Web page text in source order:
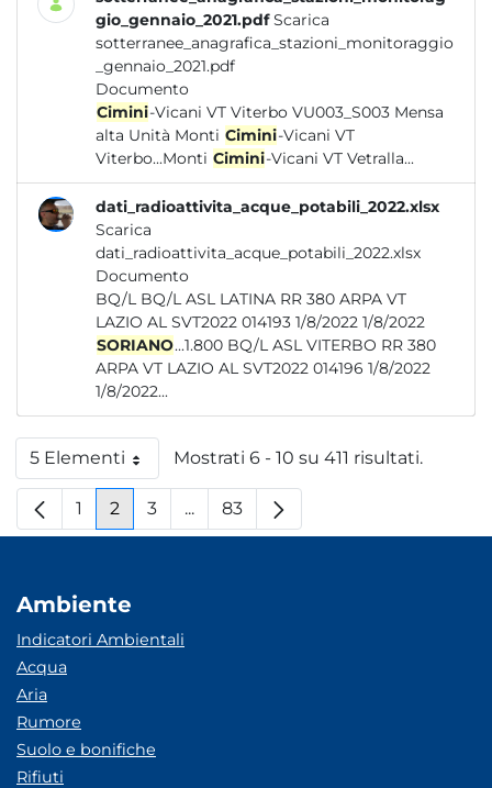
gio_gennaio_2021.pdf Scarica
sotterranee_anagrafica_stazioni_monitoraggio
_gennaio_2021.pdf
Documento
Cimini-Vicani VT Viterbo VU003_S003 Mensa
alta Unità Monti Cimini-Vicani VT
Viterbo...Monti Cimini-Vicani VT Vetralla...
dati_radioattivita_acque_potabili_2022.xlsx
Scarica
dati_radioattivita_acque_potabili_2022.xlsx
Documento
BQ/L BQ/L ASL LATINA RR 380 ARPA VT
LAZIO AL SVT2022 014193 1/8/2022 1/8/2022
SORIANO...1.800 BQ/L ASL VITERBO RR 380
ARPA VT LAZIO AL SVT2022 014196 1/8/2022
1/8/2022...
5 ElementiPer paginaMostrati 6 - 10 su 411 risultati.
Pagina
1 Pagina
2 Pagina
3 ...Pagine intermedie
Pagina
83
Ambiente
Indicatori Ambientali
Acqua
Aria
Rumore
Suolo e bonifiche
Rifiuti